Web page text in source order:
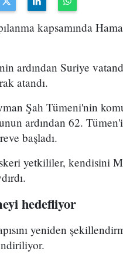
kapsamında
ardından Suriye
atandı.
Şah Tümeni'nin
ardından 62.
başladı.
yetkililer, kendisini
hedefliyor
yeniden